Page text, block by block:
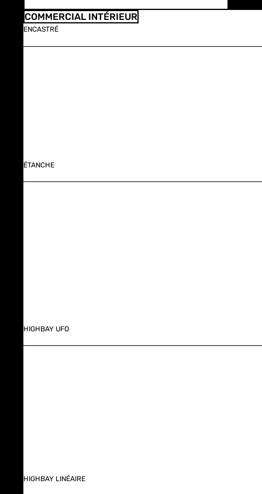
COMMERCIAL INTÉRIEUR
ENCASTRÉ
ÉTANCHE
HIGHBAY UFO
HIGHBAY LINÉAIRE